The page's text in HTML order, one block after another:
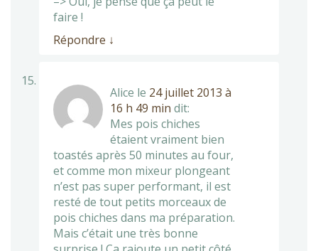
faire !
Répondre ↓
Alice le 24 juillet 2013 à
16 h 49 min dit:
Mes pois chiches
étaient vraiment bien
toastés après 50 minutes au four,
et comme mon mixeur plongeant
n’est pas super performant, il est
resté de tout petits morceaux de
pois chiches dans ma préparation.
Mais c’était une très bonne